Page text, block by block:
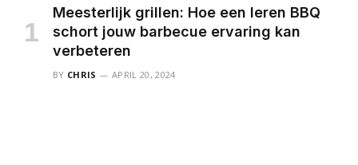
Meesterlijk grillen: Hoe een leren BBQ
schort jouw barbecue ervaring kan
verbeteren
BY CHRIS APRIL 20, 2024